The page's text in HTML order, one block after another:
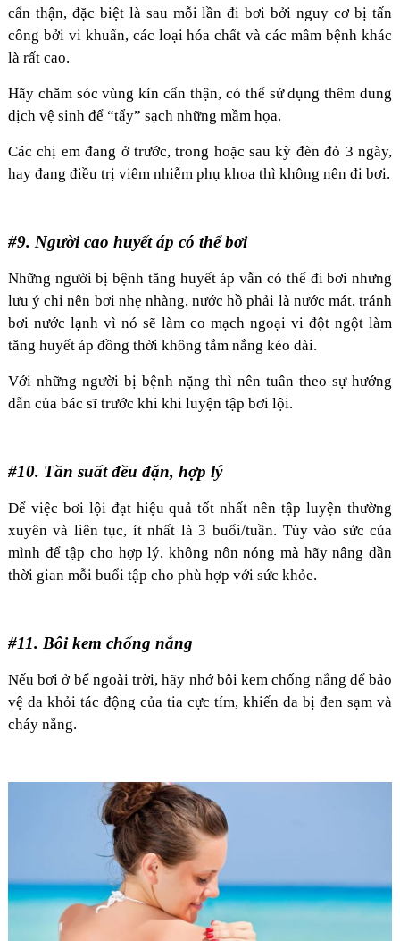
cẩn thận, đặc biệt là sau mỗi lần đi bơi bởi nguy cơ bị tấn
công bởi vi khuẩn, các loại hóa chất và các mầm bệnh khác
là rất cao.
Hãy chăm sóc vùng kín cẩn thận, có thể sử dụng thêm dung
dịch vệ sinh để “tẩy” sạch những mầm họa.
Các chị em đang ở trước, trong hoặc sau kỳ đèn đỏ 3 ngày,
hay đang điều trị viêm nhiễm phụ khoa thì không nên đi bơi.
#9. Người cao huyết áp có thể bơi
Những người bị bệnh tăng huyết áp vẫn có thể đi bơi nhưng
lưu ý chỉ nên bơi nhẹ nhàng, nước hồ phải là nước mát, tránh
bơi nước lạnh vì nó sẽ làm co mạch ngoại vi đột ngột làm
tăng huyết áp đồng thời không tắm nắng kéo dài.
Với những người bị bệnh nặng thì nên tuân theo sự hướng
dẫn của bác sĩ trước khi khi luyện tập bơi lội.
#10. Tần suất đều đặn, hợp lý
Để việc bơi lội đạt hiệu quả tốt nhất nên tập luyện thường
xuyên và liên tục, ít nhất là 3 buổi/tuần. Tùy vào sức của
mình để tập cho hợp lý, không nôn nóng mà hãy nâng dần
thời gian mỗi buổi tập cho phù hợp với sức khỏe.
#11. Bôi kem chống nắng
Nếu bơi ở bể ngoài trời, hãy nhớ bôi kem chống nắng để bảo
vệ da khỏi tác động của tia cực tím, khiến da bị đen sạm và
cháy nắng.